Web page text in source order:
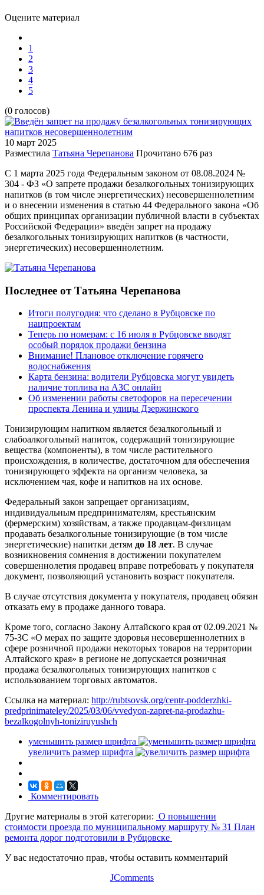
Оцените материал
1
2
3
4
5
(0 голосов)
10 март 2025
Разместила Татьяна Черепанова Прочитано 676 раз
С 1 марта 2025 года Федеральным законом от 08.08.2024 №
304 - ФЗ «О запрете продажи безалкогольных тонизирующих
напитков (в том числе энергетических) несовершеннолетним
и о внесении изменения в статью 44 Федерального закона «Об
общих принципах организации публичной власти в субъектах
Российской Федерации» введён запрет на продажу
безалкогольных тонизирующих напитков (в частности,
энергетических) несовершеннолетним.
Последнее от Татьяна Черепанова
Итоги полугодия: что сделано в Рубцовске по
нацпроектам
Теперь по номерам: с 16 июля в Рубцовске вводят
особый порядок продажи бензина
Внимание! Плановое отключение горячего
водоснабжения
Карта бензина: водители Рубцовска могут увидеть
наличие топлива на АЗС онлайн
Об изменении работы светофоров на пересечении
проспекта Ленина и улицы Дзержинского
Тонизирующим напитком является безалкогольный и
слабоалкогольный напиток, содержащий тонизирующие
вещества (компоненты), в том числе растительного
происхождения, в количестве, достаточном для обеспечения
тонизирующего эффекта на организм человека, за
исключением чая, кофе и напитков на их основе.
Федеральный закон запрещает организациям,
индивидуальным предпринимателям, крестьянским
(фермерским) хозяйствам, а также продавцам-физлицам
продавать безалкогольные тонизирующие (в том числе
энергетические) напитки детям до 18 лет. В случае
возникновения сомнения в достижении покупателем
совершеннолетия продавец вправе потребовать у покупателя
документ, позволяющий установить возраст покупателя.
В случае отсутствия документа у покупателя, продавец обязан
отказать ему в продаже данного товара.
Кроме того, согласно Закону Алтайского края от 02.09.2021 №
75-ЗС «О мерах по защите здоровья несовершеннолетних в
сфере розничной продажи некоторых товаров на территории
Алтайского края» в регионе не допускается розничная
продажа безалкогольных тонизирующих напитков с
использованием торговых автоматов.
Ссылка на материал: http://rubtsovsk.org/centr-podderzhki-
predprinimateley/2025/03/06/vvedyon-zapret-na-prodazhu-
bezalkogolnyh-toniziruyushch
уменьшить размер шрифта
увеличить размер шрифта
Комментировать
Другие материалы в этой категории: О повышении
стоимости проезда по муниципальному маршруту № 31 План
ремонта дорог подготовили в Рубцовске
У вас недостаточно прав, чтобы оставить комментарий
JComments